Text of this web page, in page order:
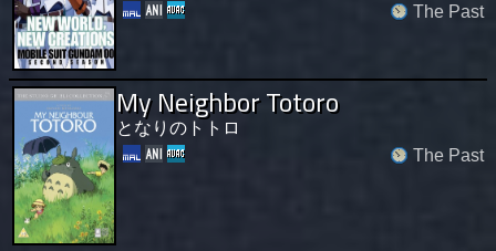
The Past
My Neighbor Totoro
となりのトトロ
The Past